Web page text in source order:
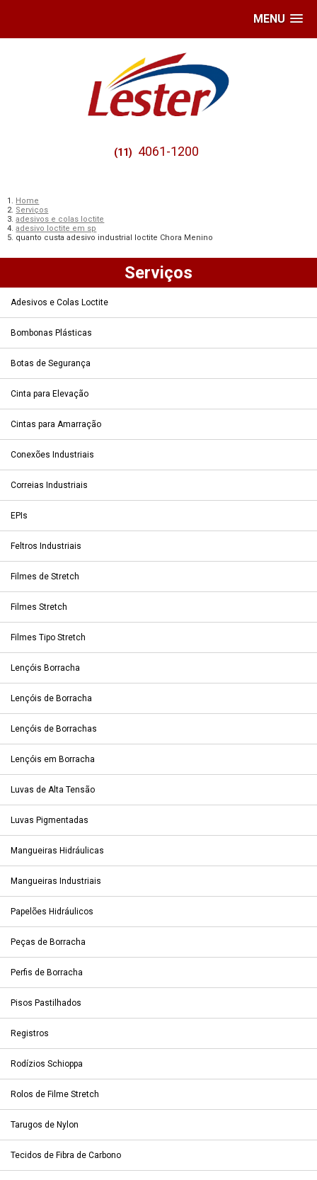
MENU
(11) 4061-1200
Home
Serviços
adesivos e colas loctite
adesivo loctite em sp
quanto custa adesivo industrial loctite Chora Menino
Serviços
Adesivos e Colas Loctite
Bombonas Plásticas
Botas de Segurança
Cinta para Elevação
Cintas para Amarração
Conexões Industriais
Correias Industriais
EPIs
Feltros Industriais
Filmes de Stretch
Filmes Stretch
Filmes Tipo Stretch
Lençóis Borracha
Lençóis de Borracha
Lençóis de Borrachas
Lençóis em Borracha
Luvas de Alta Tensão
Luvas Pigmentadas
Mangueiras Hidráulicas
Mangueiras Industriais
Papelões Hidráulicos
Peças de Borracha
Perfis de Borracha
Pisos Pastilhados
Registros
Rodízios Schioppa
Rolos de Filme Stretch
Tarugos de Nylon
Tecidos de Fibra de Carbono